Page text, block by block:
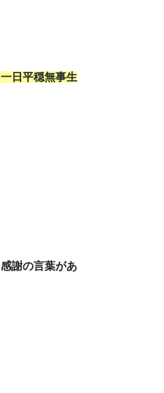
日平穏無事生
謝の言葉があ